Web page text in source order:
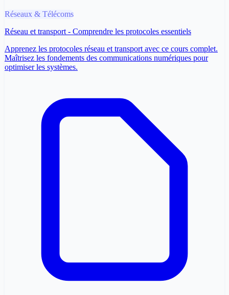
Réseaux & Télécoms
Réseau et transport - Comprendre les protocoles essentiels
Apprenez les protocoles réseau et transport avec ce cours complet.
Maîtrisez les fondements des communications numériques pour
optimiser les systèmes.